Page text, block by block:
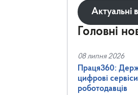
Актуальні
Головні
08 липня 2026
Праця360:
цифрові
роботодавців